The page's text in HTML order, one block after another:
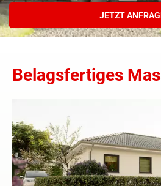
JETZT
Belagsfertiges